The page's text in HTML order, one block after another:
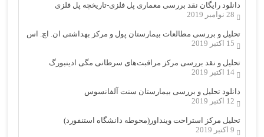
دانلود رایگان نقد بررسی معماری پل فلزی-تاریخچه پل فلزی
28 نوامبر 2019
تحلیل و بررسی مطالعات بیمارستان پول و مرکز بهداشتی ان. اچ. اس
15 اکتبر 2019
تحلیل و نقد بررسی مرکز مراقبت‌های سرطانی مگی ادینبورگ
14 اکتبر 2019
دانلود تحلیل و بررسی بیمارستان سنت آلفانسوس
12 اکتبر 2019
تحلیل مرکز استراحت وینداور(محوطه دانشگاه استنفورد)
9 اکتبر 2019